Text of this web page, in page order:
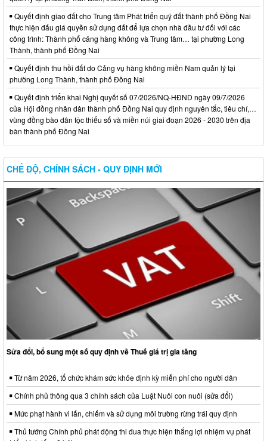
Quyết định giao đất cho Trung tâm Phát triển quỹ đất thành phố Đồng Nai
thực hiện đấu giá quyền sử dụng đất để lựa chọn nhà đầu tư đối với các
công trình: Thành phố cảng hàng không và Trung tâm… tại phường Long
Thành, thành phố Đồng Nai
Quyết định thu hồi đất do Cảng vụ hàng không miền Nam quản lý tại
phường Long Thành, thành phố Đồng Nai
Quyết định triển khai Nghị quyết số 07/2026/NQ-HĐND ngày 09/7/2026
của Hội đồng nhân dân thành phố Đồng Nai quy định nguyên tắc, tiêu chí,…
vùng đồng bào dân tộc thiểu số và miền núi giai đoạn 2026 - 2030 trên địa
bàn thành phố Đồng Nai
CHẾ ĐỘ, CHÍNH SÁCH - QUY ĐỊNH MỚI
Sửa đổi, bổ sung một số quy định về Thuế giá trị gia tăng
Từ năm 2026, tổ chức khám sức khỏe định kỳ miễn phí cho người dân
Chính phủ thông qua 3 chính sách của Luật Nuôi con nuôi (sửa đổi)
Mức phạt hành vi lấn, chiếm và sử dụng môi trường rừng trái quy định
Thủ tướng Chính phủ phát động thi đua thực hiện thắng lợi nhiệm vụ phát